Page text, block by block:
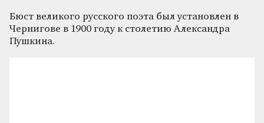
Бюст великого русского поэта был установлен в
Чернигове в 1900 году к столетию Александра
Пушкина.